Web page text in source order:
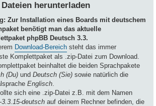
herunterladen
Zur Installation eines Boards mit deutschem
benötigt man das aktuelle
phpBB Deutsch 3.3.
Download-Bereich steht das immer
Komplettpaket als .zip-Datei zum Download.
beinhaltet die beiden Sprachpakete
(Du) und Deutsch (Sie) sowie natürlich die
Englisch
sich eine .zip-Datei z.B. mit dem Namen
3.3.15-deutsch auf deinem Rechner befinden, die